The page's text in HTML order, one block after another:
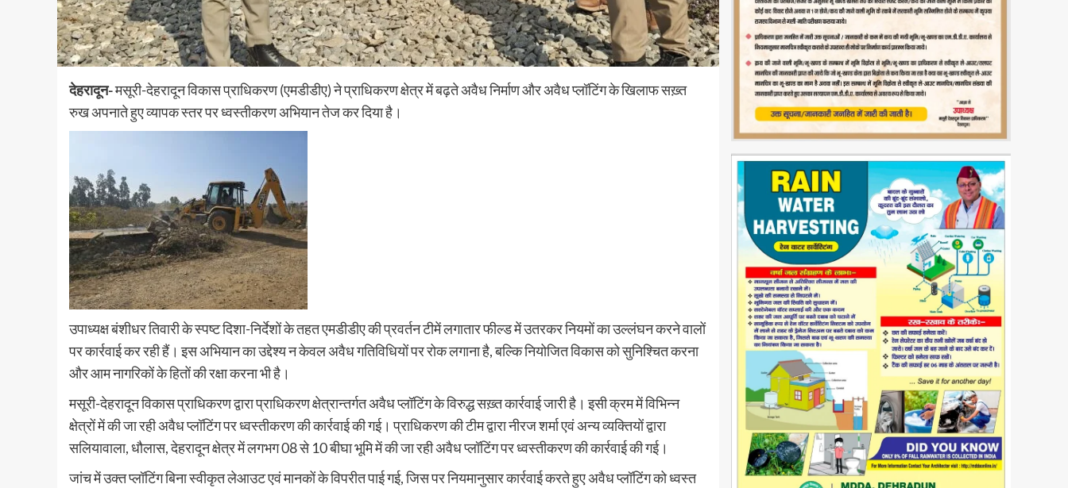
देहरादून-मसूरी-देहरादून विकास प्राधिकरण (एमडीडीए) ने प्राधिकरण क्षेत्र में बढ़ते अवैध निर्माण और अवैध प्लॉटिंग के खिलाफ सख़्त
रुख अपनाते हुए व्यापक स्तर पर ध्वस्तीकरण अभियान तेज कर दिया है।
उपाध्यक्ष बंशीधर तिवारी के स्पष्ट दिशा-निर्देशों के तहत एमडीडीए की प्रवर्तन टीमें लगातार फील्ड में उतरकर नियमों का उल्लंघन करने वालों
पर कार्रवाई कर रही हैं। इस अभियान का उद्देश्य न केवल अवैध गतिविधियों पर रोक लगाना है, बल्कि नियोजित विकास को सुनिश्चित करना
और आम नागरिकों के हितों की रक्षा करना भी है।
मसूरी-देहरादून विकास प्राधिकरण द्वारा प्राधिकरण क्षेत्रान्तर्गत अवैध प्लॉटिंग के विरुद्ध सख़्त कार्रवाई जारी है। इसी क्रम में विभिन्न
क्षेत्रों में की जा रही अवैध प्लॉटिंग पर ध्वस्तीकरण की कार्रवाई की गई। प्राधिकरण की टीम द्वारा नीरज शर्मा एवं अन्य व्यक्तियों द्वारा
सलियावाला, धौलास, देहरादून क्षेत्र में लगभग 08 से 10 बीघा भूमि में की जा रही अवैध प्लॉटिंग पर ध्वस्तीकरण की कार्रवाई की गई।
जांच में उक्त प्लॉटिंग बिना स्वीकृत लेआउट एवं मानकों के विपरीत पाई गई, जिस पर नियमानुसार कार्रवाई करते हुए अवैध प्लॉटिंग को ध्वस्त